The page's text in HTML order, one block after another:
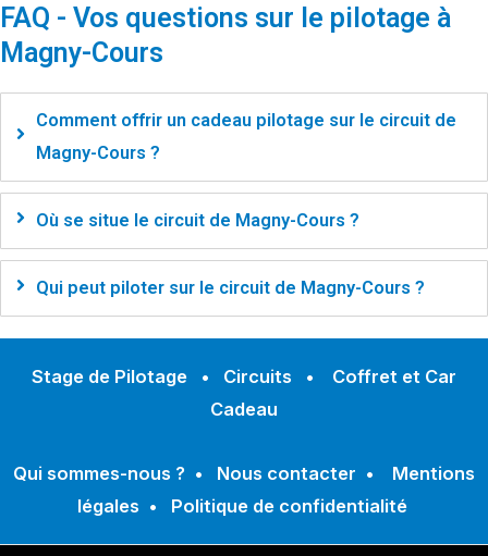
FAQ - Vos questions sur le pilotage à
Magny-Cours
Comment offrir un cadeau pilotage sur le circuit de
Magny-Cours ?
Où se situe le circuit de Magny-Cours ?
Qui peut piloter sur le circuit de Magny-Cours ?
Stage de Pilotage • Circuits • Coffret et Car
Cadeau
Qui sommes-nous ? • Nous contacter • Mentions
légales • Politique de confidentialité